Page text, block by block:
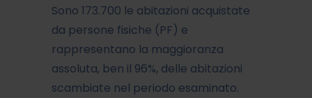
Sono 173.700 le abitazioni acquistate
da persone fisiche (PF) e
rappresentano la maggioranza
assoluta, ben il 96%, delle abitazioni
scambiate nel periodo esaminato.